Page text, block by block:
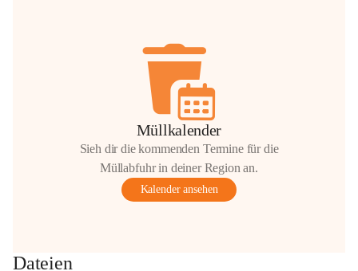
anrainer-service@omv.com
Bei Fragen, Anliegen oder Beschwerden.
Wartungsarbeiten
Müllkalender
Sieh dir die kommenden Termine für die
Müllabfuhr in deiner Region an.
Kalender ansehen
Dateien